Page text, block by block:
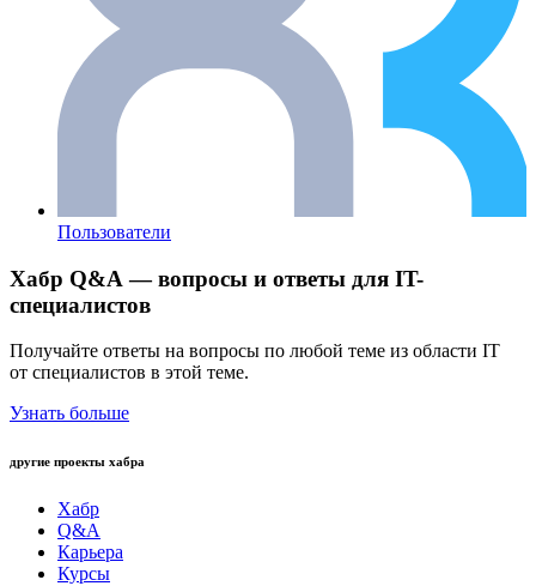
Пользователи
Хабр Q&A — вопросы и ответы для IT-
специалистов
Получайте ответы на вопросы по любой теме из области IT
от специалистов в этой теме.
Узнать больше
другие проекты хабра
Хабр
Q&A
Карьера
Курсы